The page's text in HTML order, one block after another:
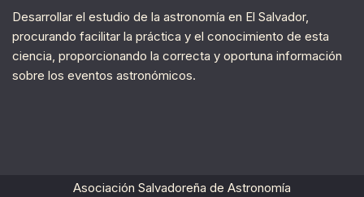
Desarrollar el estudio de la astronomía en El Salvador,
procurando facilitar la práctica y el conocimiento de esta
ciencia, proporcionando la correcta y oportuna información
sobre los eventos astronómicos.
Asociación Salvadoreña de Astronomía